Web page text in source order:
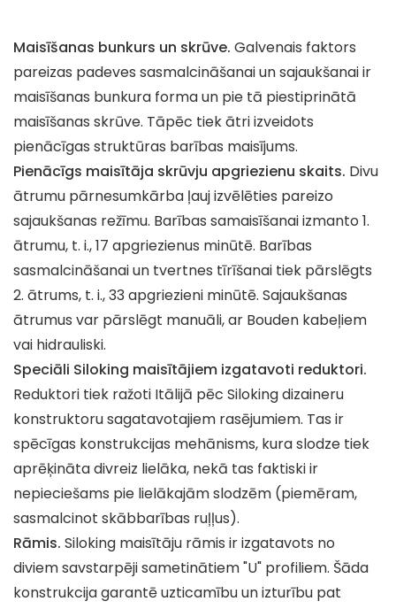
Maisīšanas bunkurs un skrūve. Galvenais faktors
pareizas padeves sasmalcināšanai un sajaukšanai ir
maisīšanas bunkura forma un pie tā piestiprinātā
maisīšanas skrūve. Tāpēc tiek ātri izveidots
pienācīgas struktūras barības maisījums.
Pienācīgs maisītāja skrūvju apgriezienu skaits. Divu
ātrumu pārnesumkārba ļauj izvēlēties pareizo
sajaukšanas režīmu. Barības samaisīšanai izmanto 1.
ātrumu, t. i., 17 apgriezienus minūtē. Barības
sasmalcināšanai un tvertnes tīrīšanai tiek pārslēgts
2. ātrums, t. i., 33 apgriezieni minūtē. Sajaukšanas
ātrumus var pārslēgt manuāli, ar Bouden kabeļiem
vai hidrauliski.
Speciāli Siloking maisītājiem izgatavoti reduktori.
Reduktori tiek ražoti Itālijā pēc Siloking dizaineru
konstruktoru sagatavotajiem rasējumiem. Tas ir
spēcīgas konstrukcijas mehānisms, kura slodze tiek
aprēķināta divreiz lielāka, nekā tas faktiski ir
nepieciešams pie lielākajām slodzēm (piemēram,
sasmalcinot skābbarības ruļļus).
Rāmis. Siloking maisītāju rāmis ir izgatavots no
diviem savstarpēji sametinātiem "U" profiliem. Šāda
konstrukcija garantē uzticamību un izturību pat